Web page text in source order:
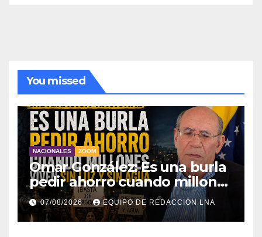
You missed
NACIONALES ZOOM
Omar González: Es una burla
pedir ahorro cuando millones
viven sin luz y sin agua
07/08/2026 EQUIPO DE REDACCIÓN LNA